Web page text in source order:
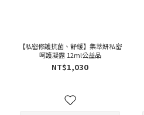
【私密修護抗菌、舒緩】集萃妍私密
呵護凝露 12ml公益品
NT$1,030